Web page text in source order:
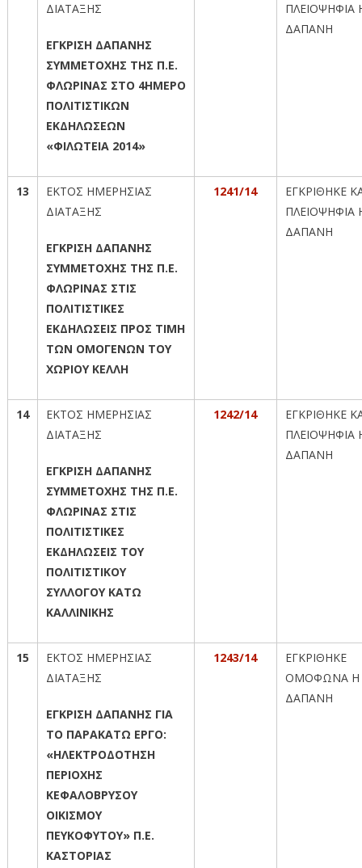
ΔΙΑΤΑΞΗΣ
ΕΓΚΡΙΣΗ ΔΑΠΑΝΗΣ
ΣΥΜΜΕΤΟΧΗΣ ΤΗΣ Π.Ε.
ΦΛΩΡΙΝΑΣ ΣΤΟ 4ΗΜΕΡΟ
ΠΟΛΙΤΙΣΤΙΚΩΝ
ΕΚΔΗΛΩΣΕΩΝ
«ΦΙΛΩΤΕΙΑ 2014»
ΠΛΕΙΟΨΗΦΙΑ
ΔΑΠΑΝΗ
13
ΕΚΤΟΣ ΗΜΕΡΗΣΙΑΣ
ΔΙΑΤΑΞΗΣ
ΕΓΚΡΙΣΗ ΔΑΠΑΝΗΣ
ΣΥΜΜΕΤΟΧΗΣ ΤΗΣ Π.Ε.
ΦΛΩΡΙΝΑΣ ΣΤΙΣ
ΠΟΛΙΤΙΣΤΙΚΕΣ
ΕΚΔΗΛΩΣΕΙΣ ΠΡΟΣ ΤΙΜΗ
ΤΩΝ ΟΜΟΓΕΝΩΝ ΤΟΥ
ΧΩΡΙΟΥ ΚΕΛΛΗ
1241/14
ΕΓΚΡΙΘΗΚΕ
ΠΛΕΙΟΨΗΦΙΑ
ΔΑΠΑΝΗ
14
ΕΚΤΟΣ ΗΜΕΡΗΣΙΑΣ
ΔΙΑΤΑΞΗΣ
ΕΓΚΡΙΣΗ ΔΑΠΑΝΗΣ
ΣΥΜΜΕΤΟΧΗΣ ΤΗΣ Π.Ε.
ΦΛΩΡΙΝΑΣ ΣΤΙΣ
ΠΟΛΙΤΙΣΤΙΚΕΣ
ΕΚΔΗΛΩΣΕΙΣ ΤΟΥ
ΠΟΛΙΤΙΣΤΙΚΟΥ
ΣΥΛΛΟΓΟΥ ΚΑΤΩ
ΚΑΛΛΙΝΙΚΗΣ
1242/14
ΕΓΚΡΙΘΗΚΕ
ΠΛΕΙΟΨΗΦΙΑ
ΔΑΠΑΝΗ
15
ΕΚΤΟΣ ΗΜΕΡΗΣΙΑΣ
ΔΙΑΤΑΞΗΣ
ΕΓΚΡΙΣΗ ΔΑΠΑΝΗΣ ΓΙΑ
ΤΟ ΠΑΡΑΚΑΤΩ ΕΡΓΟ:
«ΗΛΕΚΤΡΟΔΟΤΗΣΗ
ΠΕΡΙΟΧΗΣ
ΚΕΦΑΛΟΒΡΥΣΟΥ
ΟΙΚΙΣΜΟΥ
ΠΕΥΚΟΦΥΤΟΥ» Π.Ε.
ΚΑΣΤΟΡΙΑΣ
1243/14
ΕΓΚΡΙΘΗΚΕ
ΟΜΟΦΩΝΑ Η
ΔΑΠΑΝΗ